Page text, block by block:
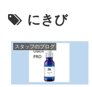
にきび
スタッフのブログ